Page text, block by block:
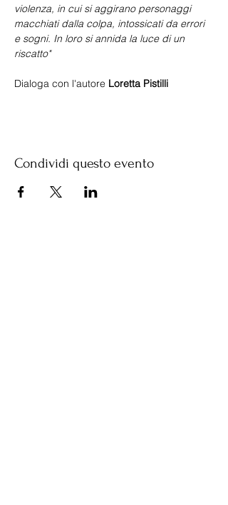
violenza, in cui si aggirano personaggi
macchiati dalla colpa, intossicati da errori
e sogni. In loro si annida la luce di un
riscatto"
Dialoga con l'autore Loretta Pistilli
Condividi questo evento